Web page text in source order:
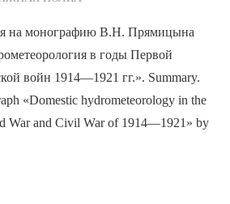
на монографию В.Н. Прямицына
в годы Первой
войн 1914—1921 гг.». Summary.
«Domestic hydrometeorology in the
War and Civil War of 1914—1921» by